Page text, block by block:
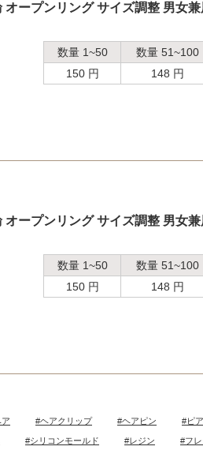
ープンリング サイズ調整 男女
数量 1~50 数量 51~100
150 円
148 円
ープンリング サイズ調整 男女
数量 1~50 数量 51~100
150 円
148 円
#ヘアクリップ #ヘアピン #ピ
#シリコンモールド #レジン #フ